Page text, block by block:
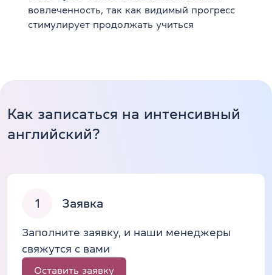
вовлеченность, так как видимый прогресс
стимулирует продолжать учиться
Как записаться на интенсивный
английский?
1 Заявка
Заполните заявку, и наши менеджеры
свяжутся с вами
Оставить заявку